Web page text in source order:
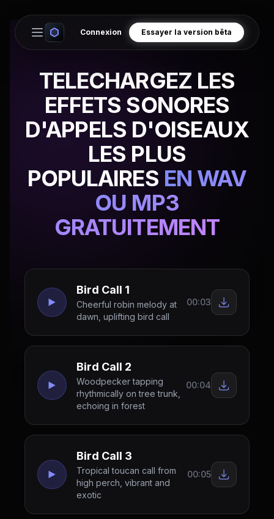
Open main menu
Connexion Essayer la version bêta
TELECHARGEZ LES
EFFETS SONORES
D'APPELS D'OISEAUX
LES PLUS
POPULAIRES EN WAV
OU MP3
GRATUITEMENT
Bird Call 1
Cheerful robin melody at
dawn, uplifting bird call
00:03
Bird Call 2
Woodpecker tapping
rhythmically on tree trunk,
echoing in forest
00:04
Bird Call 3
Tropical toucan call from
high perch, vibrant and
exotic
00:05